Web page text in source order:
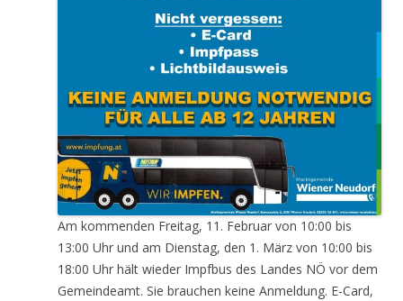
Am kommenden Freitag, 11. Februar von 10:00 bis
13:00 Uhr und am Dienstag, den 1. März von 10:00 bis
18:00 Uhr hält wieder Impfbus des Landes NÖ vor dem
Gemeindeamt. Sie brauchen keine Anmeldung. E-Card,